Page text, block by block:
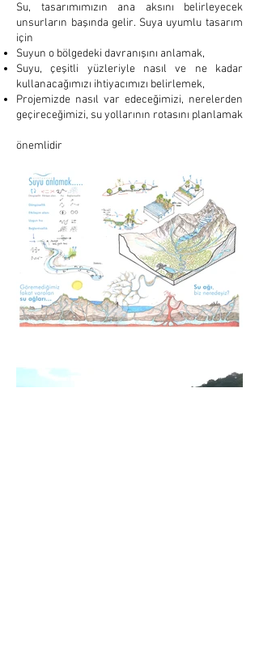
Su, tasarımımızın ana aksını belirleyecek
unsurların başında gelir. Suya uyumlu tasarım
için
Suyun o bölgedeki davranışını anlamak,
Suyu, çeşitli yüzleriyle nasıl ve ne kadar
kullanacağımızı ihtiyacımızı belirlemek,
Projemizde nasıl var edeceğimizi, nerelerden
geçireceğimizi, su yollarının rotasını planlamak
önemlidir